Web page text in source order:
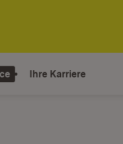
Ihre Karriere